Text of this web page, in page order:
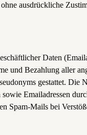
ausdrückliche
Daten
und Bezahlung aller
gestattet. Die
Emailadressen
Spam-Mails bei